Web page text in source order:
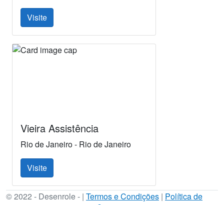
Visite
Vieira Assistência
Rio de Janeiro - Rio de Janeiro
Visite
© 2022 - Desenrole - | Termos e Condições | Política de